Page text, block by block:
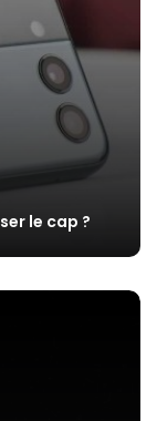
le cap ?